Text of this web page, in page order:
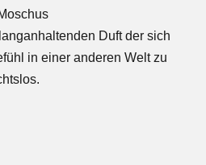
Duft der sich
in einer anderen Welt zu